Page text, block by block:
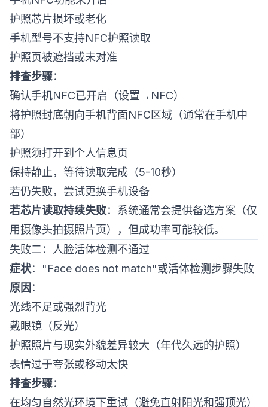
护照芯片损坏或老化
手机型号不支持NFC护照读取
护照页被遮挡或未对准
排查步骤：
确认手机NFC已开启（设置→NFC）
将护照封底朝向手机背面NFC区域（通常在手机中
部）
护照须打开到个人信息页
保持静止，等待读取完成（5-10秒）
若仍失败，尝试更换手机设备
若芯片读取持续失败：系统通常会提供备选方案（仅
用摄像头拍摄照片页），但成功率可能较低。
失败二：人脸活体检测不通过
症状："Face does not match"或活体检测步骤失败
原因 ：
光线不足或强烈背光
戴眼镜（反光）
护照照片与现实外貌差异较大（年代久远的护照）
表情过于夸张或移动太快
排查步骤：
在均匀自然光环境下重试（避免直射阳光和强顶光）